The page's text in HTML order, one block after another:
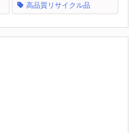
高品質リサイクル品